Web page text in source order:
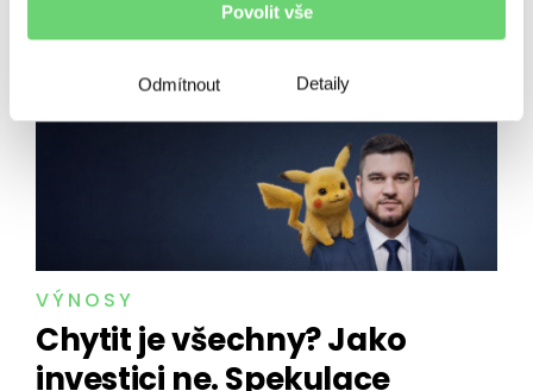
Detaily
Povolit vše
Odmítnout
SOUVISEJÍCÍ ČLÁNKY
VÝNOSY
Chytit je všechny? Jako
investici ne. Spekulace